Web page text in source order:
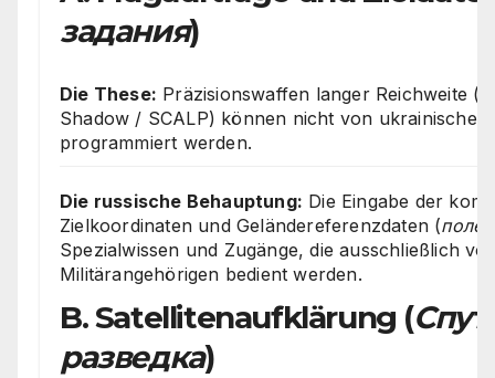
задания)
Die These: Präzisionswaffen langer Reichweite
Shadow / SCALP) können nicht von ukrainischen
programmiert werden.
Die russische Behauptung: Die Eingabe der
Zielkoordinaten und Geländereferenzdaten (
Spezialwissen und Zugänge, die ausschließlich
Militärangehörigen bedient werden.
B. Satellitenaufklärung (
разведка)